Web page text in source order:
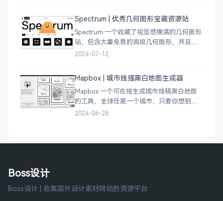
Spectrum | 优秀几何图形宝藏资源站
Spectrum 一个收藏了视觉感爆满的几何图形
站，包含大量免费的高级几何图形，并且每
周都会更新 100 个几何图案，不断的完善能
2024-07-12
Mapbox | 城市线描黑白地图生成器
Mapbox 一个可在线生成城市线稿黑白地图
的工具，全球任意一个城市，只要你想到的
城市，直接搜索城市名称，自动生成该城市
2024-06-28
Boss设计
Boss设计 | 收集国外设计素材网站的资源平台